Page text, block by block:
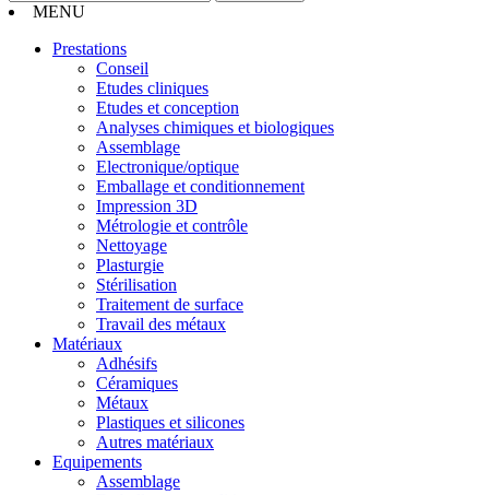
MENU
Prestations
Conseil
Etudes cliniques
Etudes et conception
Analyses chimiques et biologiques
Assemblage
Electronique/optique
Emballage et conditionnement
Impression 3D
Métrologie et contrôle
Nettoyage
Plasturgie
Stérilisation
Traitement de surface
Travail des métaux
Matériaux
Adhésifs
Céramiques
Métaux
Plastiques et silicones
Autres matériaux
Equipements
Assemblage